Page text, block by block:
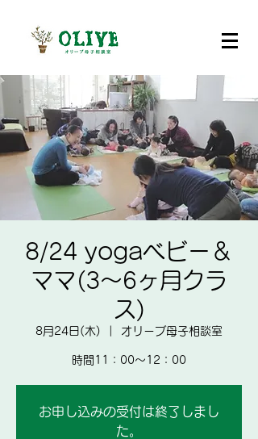
8/24 yogaベビー＆
ママ(3～6ヶ月クラ
ス)
8月24日(木) オリーブ母子相談室
時間11：00～12：00
お申し込みの受付は終了しまし
た。